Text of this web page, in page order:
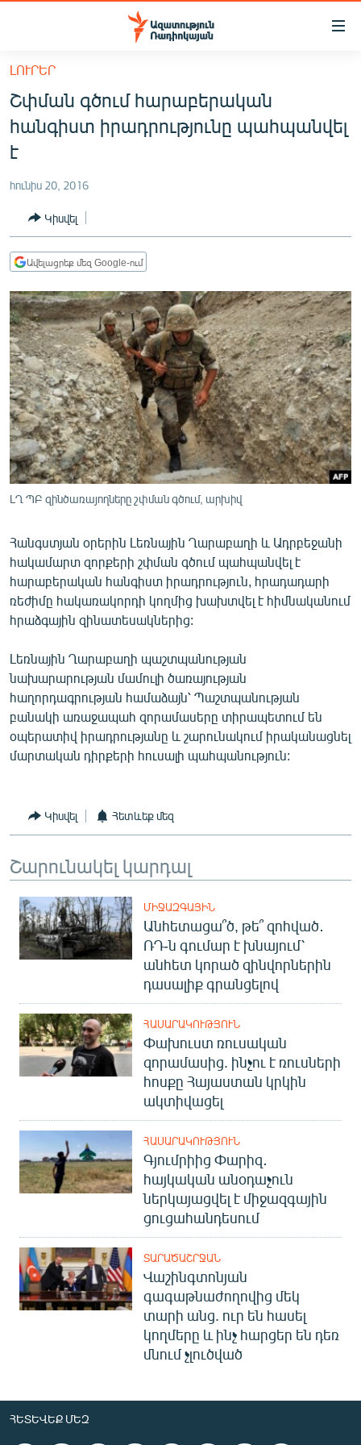
Մատչելիության
հիմնական
բովանդակությանը
Անցնել
հիմնական
մենյուին
ՀԱՅԱՍՏԱՆ
ՔԱՂԱՔԱԿԱՆ
ՀԱՍԱՐԱԿՈՒԹՅՈՒՆ
ՏՆՏԵՍՈՒԹՅՈՒՆ
ՂԱՐԱԲԱՂ
ՊԱՏԵՐԱԶՄԻ 6 ՇԱԲԱԹՆԵՐԸ
ՏԱՐԱԾԱՇՐՋԱՆ
ՄԻՋԱԶԳԱՅԻՆ
ՄՇԱԿՈՒՅԹ
ՍՊՈՐՏ
ՄԵԿՆԱԲԱՆՈՒԹՅՈՒՆ
ԱՐԽԻՎ
ՏԵՍԱՆՅՈՒԹԵՐ
ԲԱՆԱՎԵՃ
ՓՈԴՔԱՍԹ
Հայերեն
English
Русский
ՀԵՏԵՎԵՔ ՄԵԶ
«Ազատության» բոլոր կայքերը
ԼՈՒՐԵՐ
Շփման գծում հարաբերական
հանգիստ իրադրությունը պահպանվել
է
հունիս 20, 2016
Կիսվել
Ավելացրեք մեզ Google-ում
ԼՂ ՊԲ զինծառայողները շփման գծում, արխիվ
Հանգստյան օրերին Լեռնային Ղարաբաղի և Ադրբեջանի
հակամարտ զորքերի շփման գծում պահպանվել է
հարաբերական հանգիստ իրադրություն, հրադադարի
ռեժիմը հակառակորդի կողմից խախտվել է հիմնականում
հրաձգային զինատեսակներից:
Լեռնային Ղարաբաղի պաշտպանության
նախարարության մամուլի ծառայության
հաղորդագրության համաձայն՝ Պաշտպանության
բանակի առաջապահ զորամասերը տիրապետում են
օպերատիվ իրադրությանը և շարունակում իրականացնել
մարտական դիրքերի հուսալի պահպանություն:
Կիսվել Հետևեք մեզ
Շարունակել կարդալ
ՄԻՋԱԶԳԱՅԻՆ
Անհետացա՞ծ, թե՞ զոհված․
ՌԴ-ն գումար է խնայում՝
անհետ կորած զինվորներին
դասալիք գրանցելով
ՀԱՍԱՐԱԿՈՒԹՅՈՒՆ
Փախուստ ռուսական
զորամասից. ինչու է ռուսների
հոսքը Հայաստան կրկին
ակտիվացել
ՀԱՍԱՐԱԿՈՒԹՅՈՒՆ
Գյումրիից Փարիզ․
հայկական անօդաչուն
ներկայացվել է միջազգային
ցուցահանդեսում
ՏԱՐԱԾԱՇՐՋԱՆ
Վաշինգտոնյան
գագաթնաժողովից մեկ
տարի անց. ուր են հասել
կողմերը և ինչ հարցեր են դեռ
մնում չլուծված
ՀԵՏԵՎԵՔ ՄԵԶ